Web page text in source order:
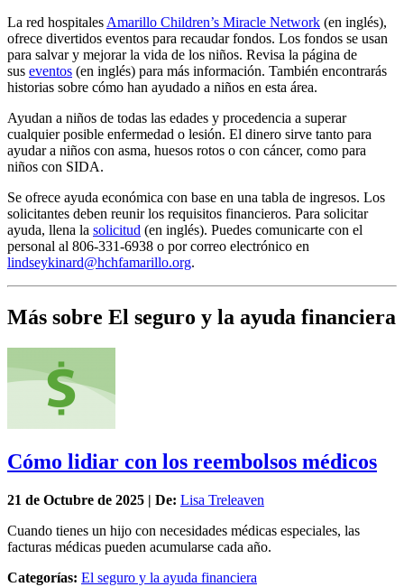
La red hospitales Amarillo Children’s Miracle Network (en inglés),
ofrece divertidos eventos para recaudar fondos. Los fondos se usan
para salvar y mejorar la vida de los niños. Revisa la página de
sus eventos (en inglés) para más información. También encontrarás
historias sobre cómo han ayudado a niños en esta área.
Ayudan a niños de todas las edades y procedencia a superar
cualquier posible enfermedad o lesión. El dinero sirve tanto para
ayudar a niños con asma, huesos rotos o con cáncer, como para
niños con SIDA.
Se ofrece ayuda económica con base en una tabla de ingresos. Los
solicitantes deben reunir los requisitos financieros. Para solicitar
ayuda, llena la solicitud (en inglés). Puedes comunicarte con el
personal al 806-331-6938 o por correo electrónico en
lindseykinard@hchfamarillo.org.
Más sobre El seguro y la ayuda financiera
Cómo lidiar con los reembolsos médicos
21 de Octubre de 2025 | De: Lisa Treleaven
Cuando tienes un hijo con necesidades médicas especiales, las
facturas médicas pueden acumularse cada año.
Categorías: El seguro y la ayuda financiera